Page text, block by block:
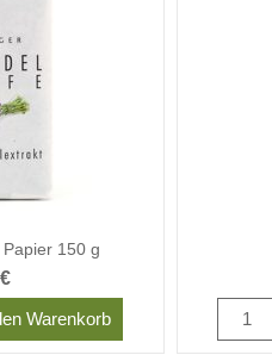
150 g
Warenkorb